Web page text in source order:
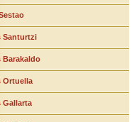
Santurtzi
Barakaldo
Ortuella
Gallarta